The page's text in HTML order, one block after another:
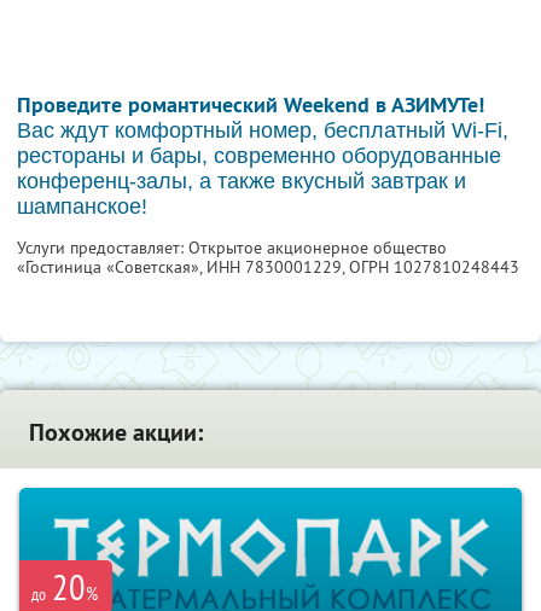
Проведите романтический Weekend в АЗИМУТе!
Вас ждут комфортный номер, бесплатный Wi-Fi,
рестораны и бары, современно оборудованные
конференц-залы, а также вкусный завтрак и
шампанское!
Услуги предоставляет: Открытое акционерное общество
«Гостиница «Советская», ИНН 7830001229, ОГРН 1027810248443
Похожие акции:
до 20%